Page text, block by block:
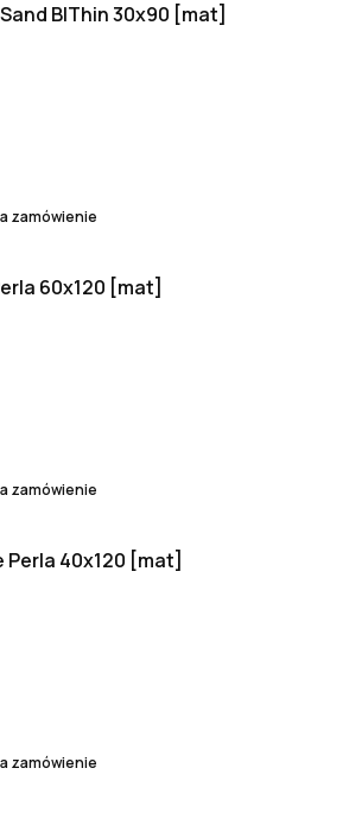
B|Thin 30x90 [mat]
zamówienie
60x120 [mat]
zamówienie
40x120 [mat]
zamówienie